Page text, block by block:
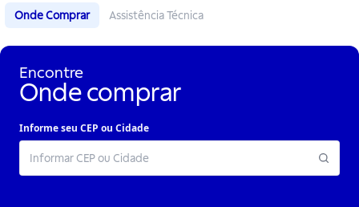
Onde Comprar Assistência Técnica
Encontre
Onde comprar
Informe seu CEP ou Cidade